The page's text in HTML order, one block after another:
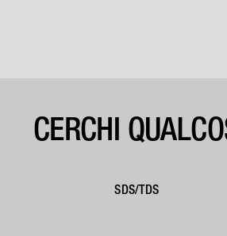
CERCHI
SDS/TDS